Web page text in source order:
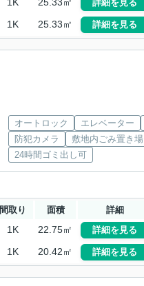
詳細を見る
1K 25.33㎡ 詳細を見る
オートロック エレベーター
防犯カメラ
敷地内ごみ置き場
24時間ゴミ出し可
間取り 面積 詳細
1K 22.75㎡ 詳細を見る
1K 20.42㎡ 詳細を見る